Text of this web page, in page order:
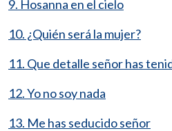
9. Hosanna en el cielo
10. ¿Quién será la mujer?
11. Que detalle señor has
12. Yo no soy nada
13. Me has seducido señor